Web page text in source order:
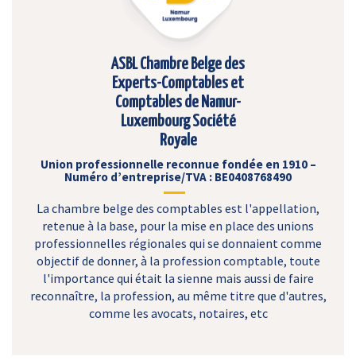
ASBL Chambre Belge des
Experts-Comptables et
Comptables de Namur-
Luxembourg Société
Royale
Union professionnelle reconnue fondée en 1910 –
Numéro d’entreprise/TVA : BE0408768490
La chambre belge des comptables est l'appellation,
retenue à la base, pour la mise en place des unions
professionnelles régionales qui se donnaient comme
objectif de donner, à la profession comptable, toute
l'importance qui était la sienne mais aussi de faire
reconnaître, la profession, au même titre que d'autres,
comme les avocats, notaires, etc